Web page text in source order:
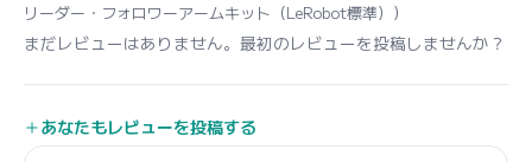
リーダー・フォロワーアームキット（LeRobot標準））
まだレビューはありません。最初のレビューを投稿しませんか？
あなたもレビューを投稿する